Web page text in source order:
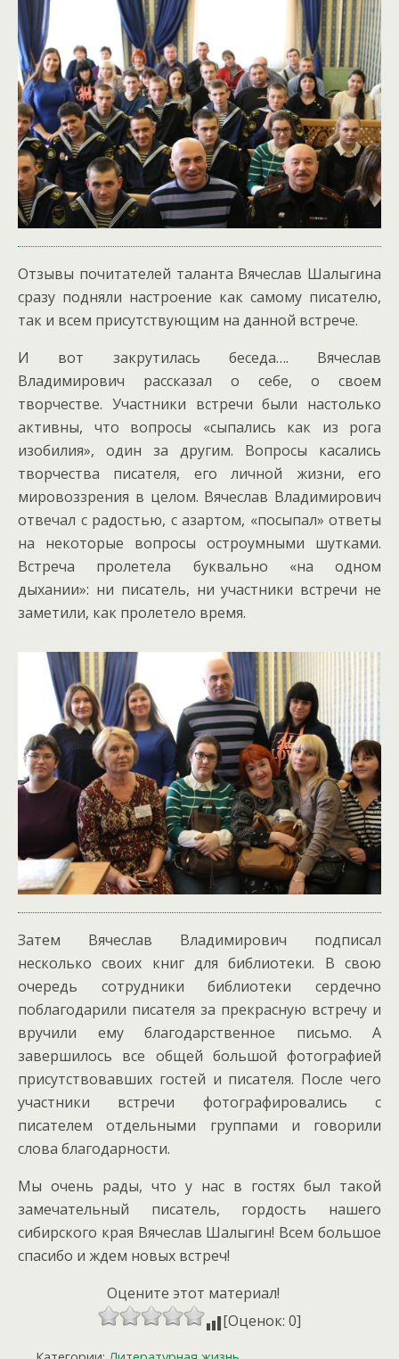
Отзывы почитателей таланта Вячеслав Шалыгина
сразу подняли настроение как самому писателю,
так и всем присутствующим на данной встрече.
И вот закрутилась беседа…. Вячеслав
Владимирович рассказал о себе, о своем
творчестве. Участники встречи были настолько
активны, что вопросы «сыпались как из рога
изобилия», один за другим. Вопросы касались
творчества писателя, его личной жизни, его
мировоззрения в целом. Вячеслав Владимирович
отвечал с радостью, с азартом, «посыпал» ответы
на некоторые вопросы остроумными шутками.
Встреча пролетела буквально «на одном
дыхании»: ни писатель, ни участники встречи не
заметили, как пролетело время.
Затем Вячеслав Владимирович подписал
несколько своих книг для библиотеки. В свою
очередь сотрудники библиотеки сердечно
поблагодарили писателя за прекрасную встречу и
вручили ему благодарственное письмо. А
завершилось все общей большой фотографией
присутствовавших гостей и писателя. После чего
участники встречи фотографировались с
писателем отдельными группами и говорили
слова благодарности.
Мы очень рады, что у нас в гостях был такой
замечательный писатель, гордость нашего
сибирского края Вячеслав Шалыгин! Всем большое
спасибо и ждем новых встреч!
Оцените этот материал!
[Оценок: 0]